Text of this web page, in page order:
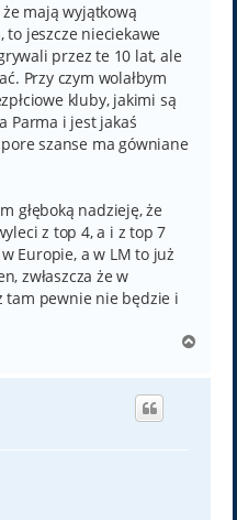
mają wyjątkową
jeszcze nieciekawe
przez te 10 lat, ale
Przy czym wolałbym
kluby, jakimi są
Parma i jest jakaś
szanse ma gówniane
głęboką nadzieję, że
z top 4, a i z top 7
Europie, a w LM to już
zwłaszcza że w
tam pewnie nie będzie i
g